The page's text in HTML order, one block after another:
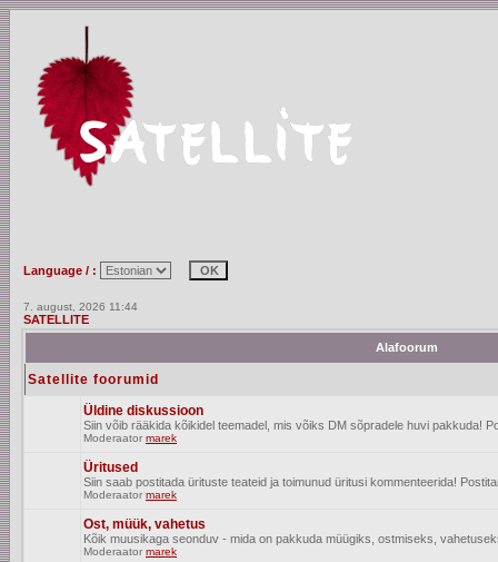
Language / :
7. august, 2026 11:44
SATELLITE
Alafoorum
Satellite foorumid
Üldine diskussioon
Siin võib rääkida kõikidel teemadel, mis võiks DM sõpradele huvi pakkuda!
Moderaator marek
Üritused
Siin saab postitada ürituste teateid ja toimunud üritusi kommenteerida!
Moderaator marek
Ost, müük, vahetus
Kõik muusikaga seonduv - mida on pakkuda müügiks, ostmiseks,
Moderaator marek